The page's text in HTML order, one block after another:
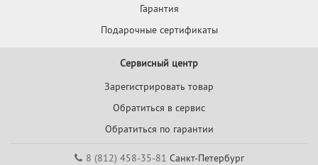
Гарантия
Подарочные сертификаты
Сервисный центр
Зарегистрировать товар
Обратиться в сервис
Обратиться по гарантии
8 (812) 458-35-81 Санкт-Петербург